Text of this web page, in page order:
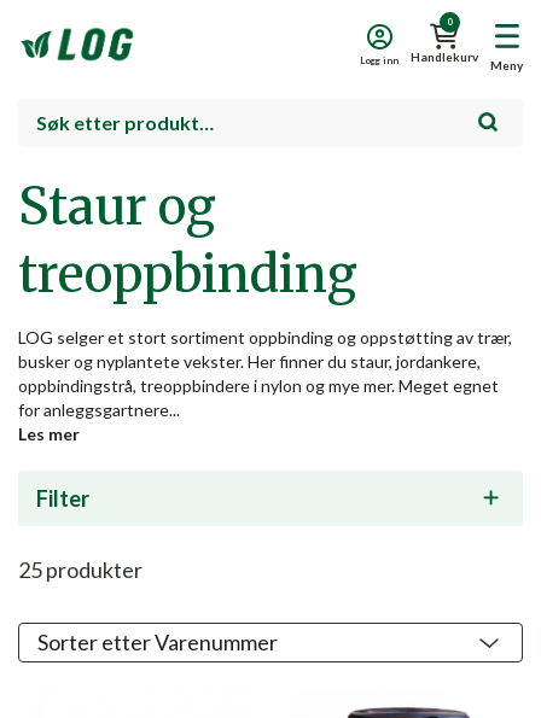
Meny
0
Handlekurv
Logg inn
Staur og
treoppbinding
LOG selger et stort sortiment oppbinding og oppstøtting av trær,
busker og nyplantete vekster. Her finner du staur, jordankere,
oppbindingstrå, treoppbindere i nylon og mye mer. Meget egnet
for anleggsgartnere...
Les mer
Filter
25produkter